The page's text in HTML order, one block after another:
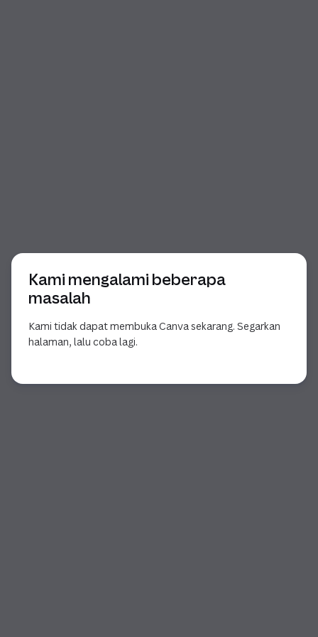
Kami mengalami beberapa
masalah
Kami tidak dapat membuka Canva sekarang. Segarkan
halaman, lalu coba lagi.